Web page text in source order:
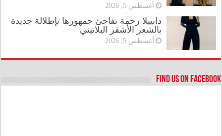
أغسطس 5, 2026
دانييلا رحمة تفاجئ جمهورها بإطلالة جديدة
بالشعر الأشقر البلاتيني
أغسطس 5, 2026
Find us on Facebook